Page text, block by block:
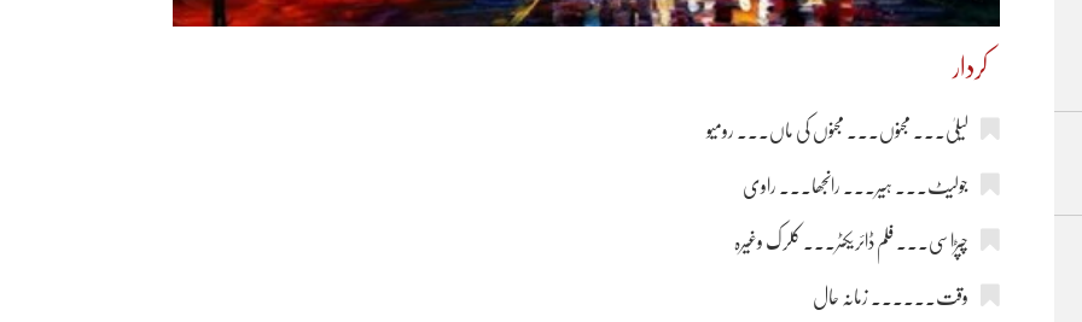
کردار
لیلیٰ۔۔۔ مجنوں۔۔۔ مجنوں کی ماں۔۔۔ رومیو
جولیٹ۔۔۔ ہیر۔۔۔ رانجھا۔۔۔ راوی
چپڑاسی۔۔۔ فلم ڈائریکٹر۔۔۔ کلرک وغیرہ
وقت۔۔۔۔۔۔ زمانہ حال